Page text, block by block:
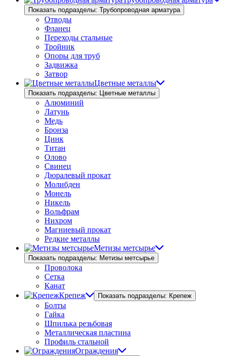
Показать подразделы: Трубопроводная арматура
Отводы
Фланец
Переходы стальные
Тройник
Опоры для труб
Задвижка
Затвор
Цветные металлы
Показать подразделы: Цветные металлы
Алюминий
Латунь
Медь
Бронза
Цинк
Титан
Олово
Свинец
Дюралевый прокат
Молибден
Монель
Никель
Вольфрам
Нихром
Магниевый прокат
Редкие металлы
Метизы метсырье
Показать подразделы: Метизы метсырье
Проволока
Сетка
Канат
Крепеж
Показать подразделы: Крепеж
Болты
Гайка
Шпилька резьбовая
Металлическая пластина
Профиль стальной
Ограждения